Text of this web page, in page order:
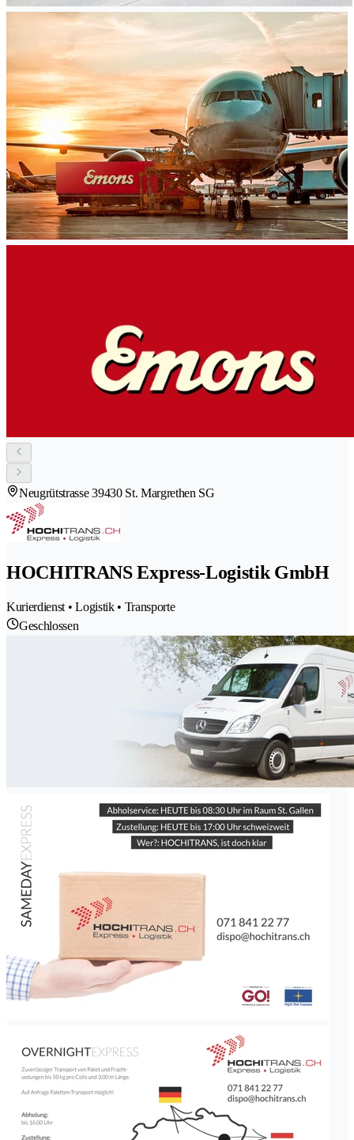
Neugrütstrasse 39430 St. Margrethen SG
HOCHITRANS Express-Logistik GmbH
Kurierdienst • Logistik • Transporte
Geschlossen